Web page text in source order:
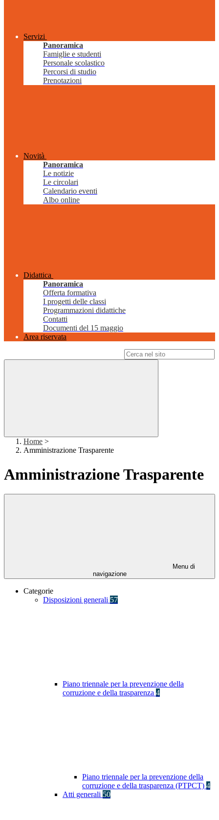
Servizi
Panoramica
Famiglie e studenti
Personale scolastico
Percorsi di studio
Prenotazioni
Novità
Panoramica
Le notizie
Le circolari
Calendario eventi
Albo online
Didattica
Panoramica
Offerta formativa
I progetti delle classi
Programmazioni didattiche
Contatti
Documenti del 15 maggio
Area riservata
Home >
Amministrazione Trasparente
Amministrazione Trasparente
Menu di
navigazione
Categorie
Disposizioni generali 57
Piano triennale per la prevenzione della
corruzione e della trasparenza 4
Piano triennale per la prevenzione della
corruzione e della trasparenza (PTPCT) 4
Atti generali 50